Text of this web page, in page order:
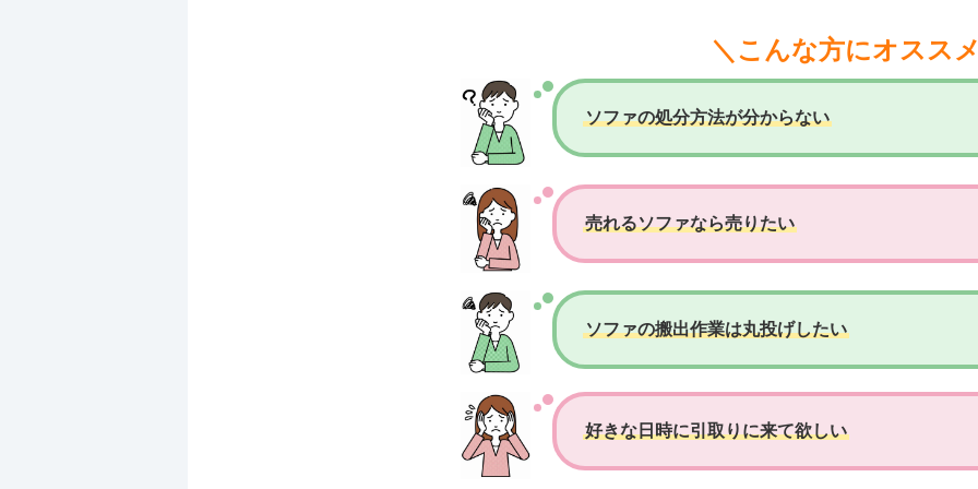
＼こんな方にオスス
ソファの処分方法が分からない
売れるソファなら売りたい
ソファの搬出作業は丸投げしたい
好きな日時に引取りに来て欲しい